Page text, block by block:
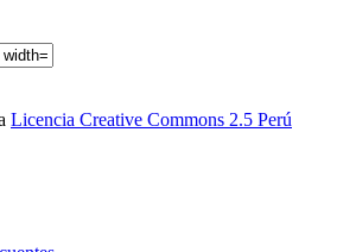
A Case Study on the Path from
to Science (4 de 4)
Licencia Creative Commons 2.5 Perú